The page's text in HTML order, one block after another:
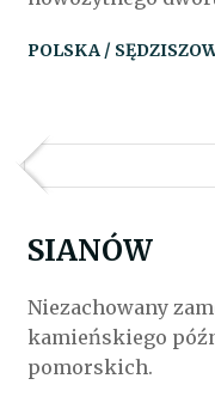
POLSKA /
SIANÓW
Niezachowany
kamieńskiego
pomorskich.